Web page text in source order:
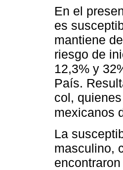
En el
es
mantiene
riesgo de
12,3% y
País.
col,
mexicanos
La
masculino,